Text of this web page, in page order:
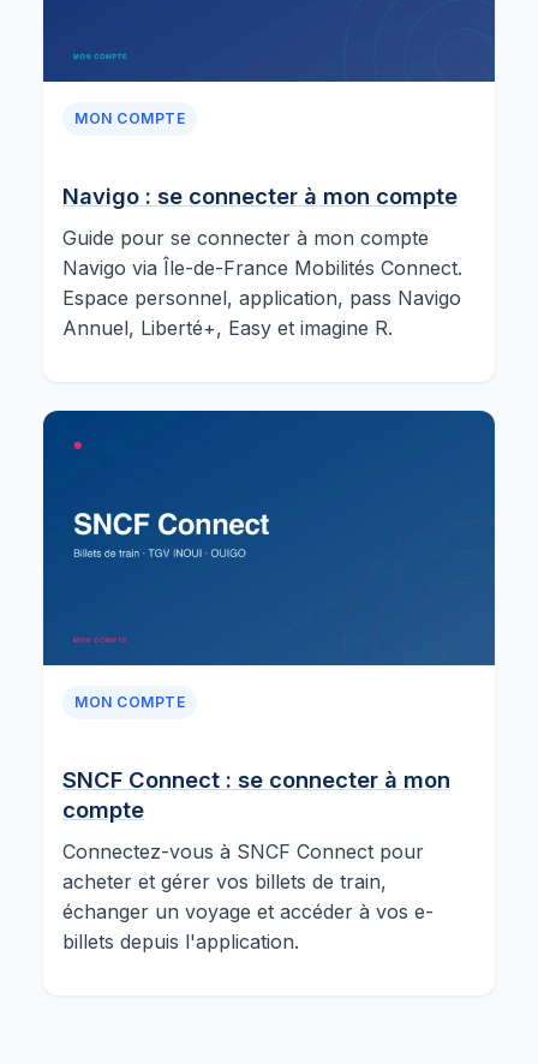
MON COMPTE
Navigo : se connecter à mon compte
Guide pour se connecter à mon compte
Navigo via Île-de-France Mobilités Connect.
Espace personnel, application, pass Navigo
Annuel, Liberté+, Easy et imagine R.
MON COMPTE
SNCF Connect : se connecter à mon
compte
Connectez-vous à SNCF Connect pour
acheter et gérer vos billets de train,
échanger un voyage et accéder à vos e-
billets depuis l'application.